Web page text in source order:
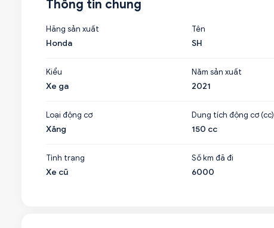
Thông tin chung
Hãng sản xuất
Honda
Tên
SH
Kiểu
Xe ga
Năm sản xuất
2021
Loại động cơ
Xăng
Dung tích động cơ (cc)
150 cc
Tình trạng
Xe cũ
Số km đã đi
6000